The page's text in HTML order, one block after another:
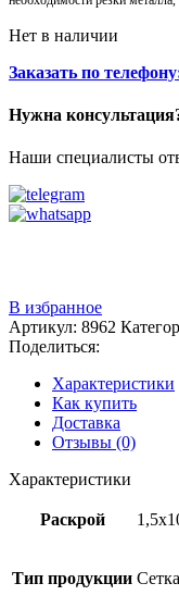
Нет в наличии
Заказать по
Нужна
Наши специалисты
В избранное
Артикул: 8962
Поделиться:
Характеристики
Как купить
Доставка
Отзывы (0)
Характеристики
Раскрой
Тип продукции